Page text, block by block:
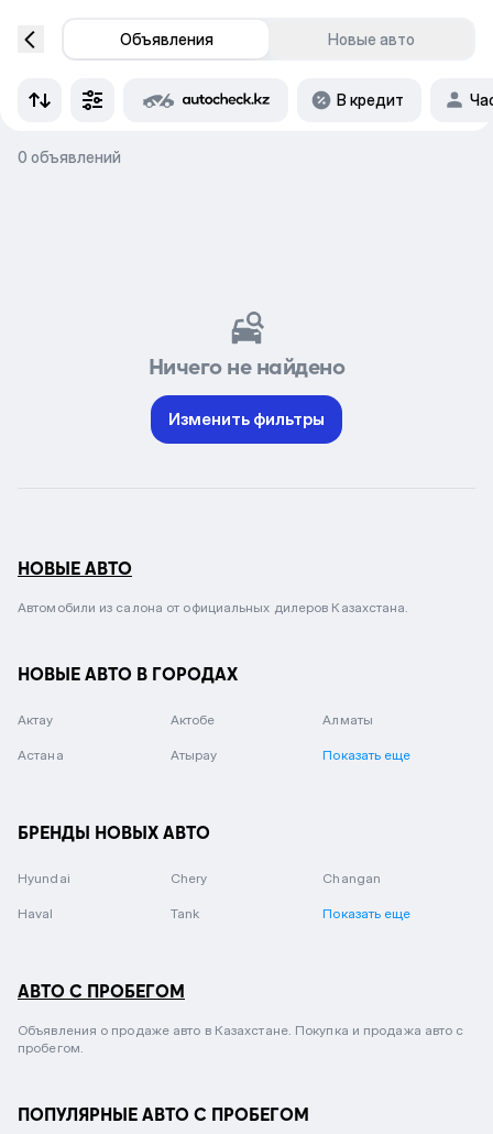
Объявления Новые авто
В кредит
0 объявлений
Ничего не найдено
Изменить фильтры
НОВЫЕ АВТО
Автомобили из салона от официальных дилеров Казахстана.
НОВЫЕ АВТО В ГОРОДАХ
Актау Актобе Алматы
Астана Атырау Показать еще
БРЕНДЫ НОВЫХ АВТО
Hyundai Chery Changan
Haval Tank Показать еще
АВТО С ПРОБЕГОМ
Объявления о продаже авто в Казахстане. Покупка и продажа авто с
пробегом.
ПОПУЛЯРНЫЕ АВТО С ПРОБЕГОМ